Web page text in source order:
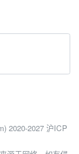
2020-2027 沪ICP